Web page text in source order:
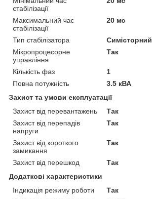
стабілізації
Максимальний час
стабілізації
20 мс
Тип стабілізатора
Симісторний
Мікропроцесорне
управління
Так
Кількість фаз
1
Повна потужність
3.5 кВА
Захист та умови експлуатації
Захист від перевантажень
Так
Захист від перепадів
напруги
Так
Захист від короткого
замикання
Так
Захист від перешкод
Так
Додаткові характеристики
Індикація режиму роботи
Так